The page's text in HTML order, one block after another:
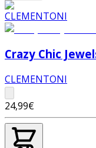
Crazy Chic
CLEMENTONI
24,99€